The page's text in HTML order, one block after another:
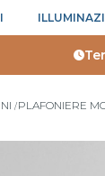
PLAFONIERE